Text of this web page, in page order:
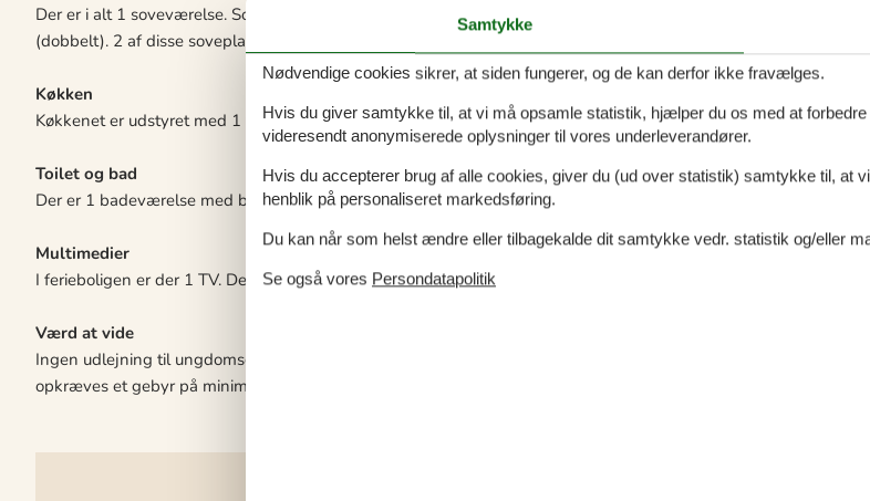
Der er i alt 1 soveværelse. Sovepladserne fordeler sig på: 2 sovepladser i dobbeltseng. 2 sovepladser i sovesofa
(dobbelt). 2 af disse sovepladser befinder sig i stuen.
Køkken
Køkkenet er udstyret med 1 køleskab. Der er 4 keramiske kogeplader, varmluftovn samt opvaskemaskine.
Toilet og bad
Der er 1 badeværelse med bruseniche og 1 toilet.
Multimedier
I ferieboligen er der 1 TV. Der er 1-3 danske kanaler. Mindst 4 tyske kanaler. Der er trådløst internet til rådighed.
Værd at vide
Ingen udlejning til ungdomsgrupper, hvor alle er 15-25 år. Rygning ikke tilladt. Ved overtrædelse af forbuddet
opkræves et gebyr på minimum DKK 3.000,-.
Samtykke
Nødvendige cookies sikrer, at siden fungerer, og de kan derfor ikke fravælges.
Hvis du giver samtykke til, at vi må opsamle statistik, hjælper du os med at
videresendt anonymiserede oplysninger til vores underleverandører.
Hvis du accepterer brug af alle cookies, giver du (ud over statistik) samtykke til, at
henblik på personaliseret markedsføring.
Du kan når som helst ændre eller tilbagekalde dit samtykke vedr. statistik og/eller
Se også vores Persondatapolitik